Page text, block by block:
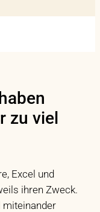
zu viel
Excel und
ihren Zweck.
miteinander